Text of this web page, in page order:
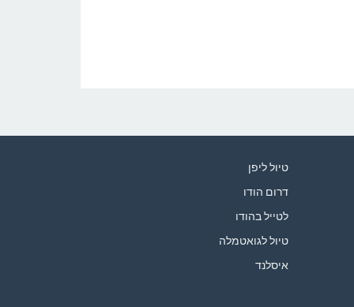
טיול ליפן
דרום הודו
לטייל בהודו
טיול לגואטמלה
איסלנד